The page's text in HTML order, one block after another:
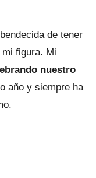
de tener
figura. Mi
nuestro
año y siempre ha